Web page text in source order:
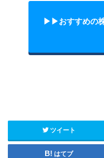
▶︎▶︎おすすめの
ツイート
はてブ